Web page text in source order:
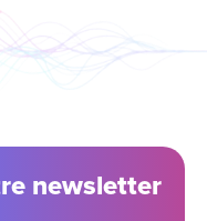
newsletter